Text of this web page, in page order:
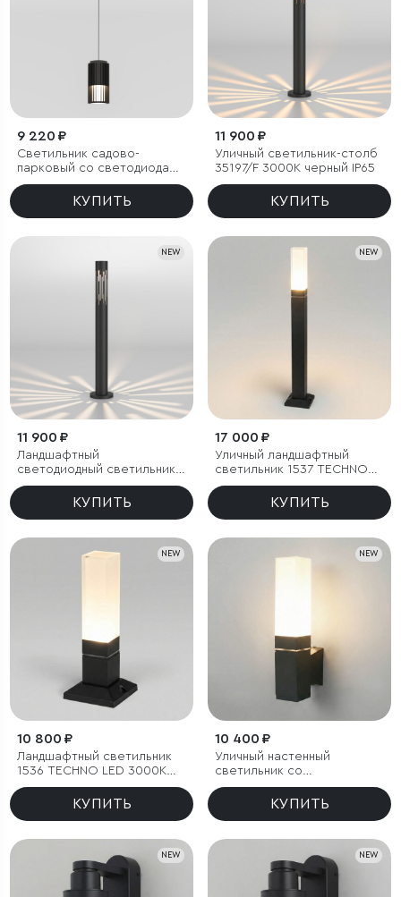
9 220 ₽
Светильник садово-
парковый со светодиодами
Entero черный
КУПИТЬ
11 900 ₽
Уличный светильник-столб
35197/F 3000К черный IP65
КУПИТЬ
NEW
11 900 ₽
Ландшафтный
светодиодный светильник
35197/F 4000К черный IP65
КУПИТЬ
NEW
17 000 ₽
Уличный ландшафтный
светильник 1537 TECHNO
LED 3000K чёрный
КУПИТЬ
NEW
10 800 ₽
Ландшафтный светильник
1536 TECHNO LED 3000K
чёрный IP54
КУПИТЬ
NEW
10 400 ₽
Уличный настенный
светильник со
светодиодами 1534
TECHNO LED 3000K чёрный
КУПИТЬ
NEW NEW